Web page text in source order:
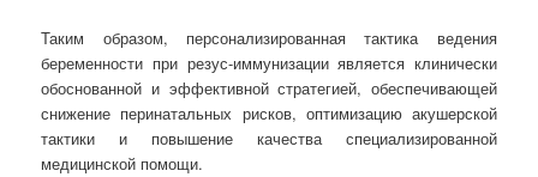
Таким образом, персонализированная тактика ведения
беременности при резус-иммунизации является клинически
обоснованной и эффективной стратегией, обеспечивающей
снижение перинатальных рисков, оптимизацию акушерской
тактики и повышение качества специализированной
медицинской помощи.